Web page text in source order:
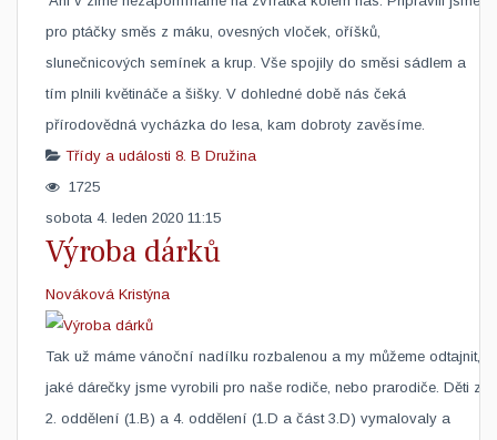
pro ptáčky směs z máku, ovesných vloček, oříšků,
slunečnicových semínek a krup. Vše spojily do směsi sádlem a
tím plnili květináče a šišky. V dohledné době nás čeká
přírodovědná vycházka do lesa, kam dobroty zavěsíme.
Třídy a události 8. B Družina
1725
sobota 4. leden 2020 11:15
Výroba dárků
Nováková Kristýna
​Tak už máme vánoční nadílku rozbalenou a my můžeme odtajnit,
jaké dárečky jsme vyrobili pro naše rodiče, nebo prarodiče. Děti z
2. oddělení (1.B) a 4. oddělení (1.D a část 3.D) vymalovaly a